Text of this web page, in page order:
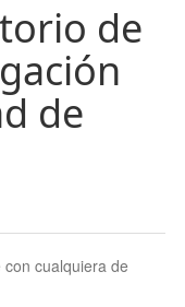
de
de
cualquiera de